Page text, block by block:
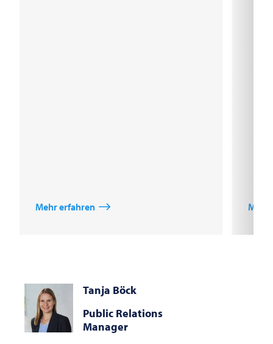
Mehr erfahren Mehr
Tanja Böck
Public Relations
Manager